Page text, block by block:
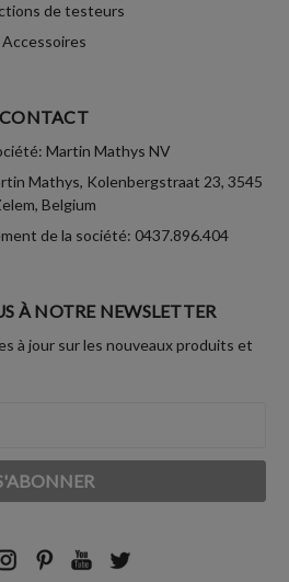
de testeurs
Accessoires
CONTACT
Martin Mathys NV
Mathys, Kolenbergstraat 23, 3545
Belgium
de la société: 0437.896.404
À NOTRE NEWSLETTER
à jour sur les nouveaux produits et